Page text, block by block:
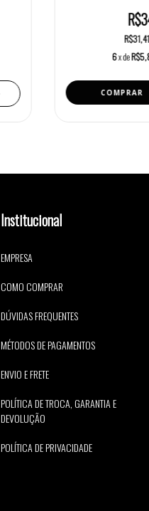
6x de
Institucional
EMPRESA
COMO COMPRAR
DÚVIDAS FREQUENTES
MÉTODOS DE PAGAMENTOS
ENVIO E FRETE
POLÍTICA DE TROCA, GARANTIA E
DEVOLUÇÃO
POLÍTICA DE PRIVACIDADE